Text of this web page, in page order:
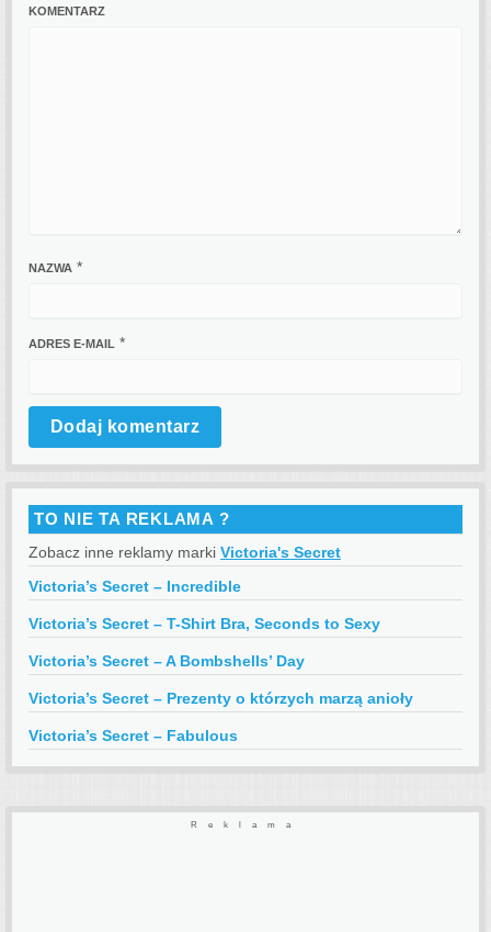
KOMENTARZ
NAZWA *
ADRES E-MAIL *
TO NIE TA REKLAMA ?
Zobacz inne reklamy marki Victoria's Secret
Victoria’s Secret – Incredible
Victoria’s Secret – T-Shirt Bra, Seconds to Sexy
Victoria’s Secret – A Bombshells’ Day
Victoria’s Secret – Prezenty o którzych marzą anioły
Victoria’s Secret – Fabulous
Reklama